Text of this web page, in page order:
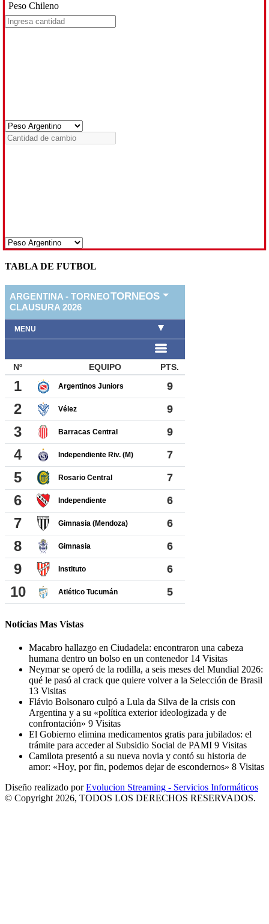
Peso Chileno
TABLA DE FUTBOL
Noticias Mas Vistas
Macabro hallazgo en Ciudadela: encontraron una cabeza
humana dentro un bolso en un contenedor 14 Visitas
Neymar se operó de la rodilla, a seis meses del Mundial 2026:
qué le pasó al crack que quiere volver a la Selección de Brasil
13 Visitas
Flávio Bolsonaro culpó a Lula da Silva de la crisis con
Argentina y a su «política exterior ideologizada y de
confrontación» 9 Visitas
El Gobierno elimina medicamentos gratis para jubilados: el
trámite para acceder al Subsidio Social de PAMI 9 Visitas
Camilota presentó a su nueva novia y contó su historia de
amor: «Hoy, por fin, podemos dejar de escondernos» 8 Visitas
Diseño realizado porEvolucion Streaming - Servicios Informáticos
© Copyright 2026, TODOS LOS DERECHOS RESERVADOS.